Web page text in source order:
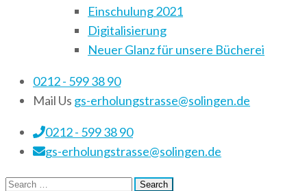
Einschulung 2021
Digitalisierung
Neuer Glanz für unsere Bücherei
0212 - 599 38 90
Mail Us gs-erholungstrasse@solingen.de
0212 - 599 38 90
gs-erholungstrasse@solingen.de
Search